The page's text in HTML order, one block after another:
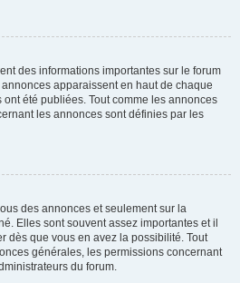
des informations importantes sur le forum
apparaissent en haut de chaque
été publiées. Tout comme les annonces
les annonces sont définies par les
des annonces et seulement sur la
Elles sont souvent assez importantes et il
dès que vous en avez la possibilité. Tout
générales, les permissions concernant
du forum.